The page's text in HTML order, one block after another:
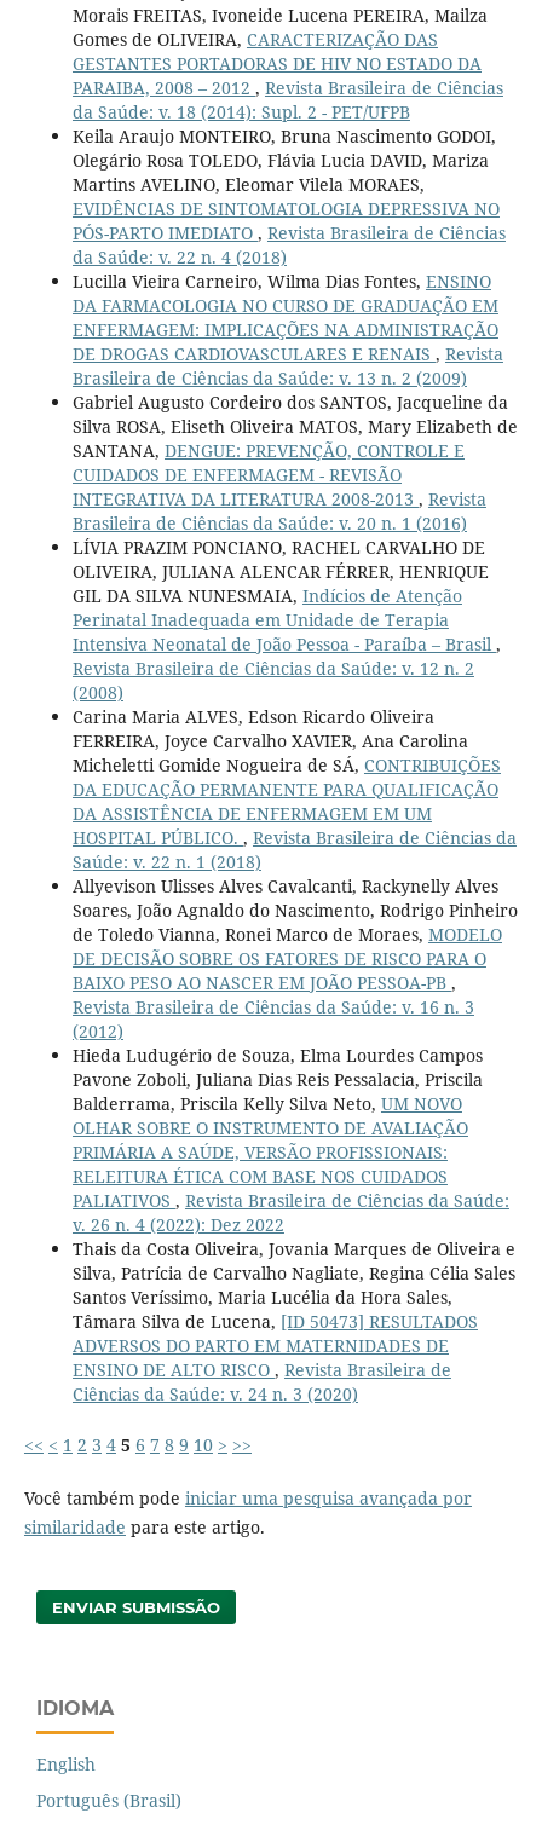
Morais FREITAS, Ivoneide Lucena PEREIRA, Mailza
Gomes de OLIVEIRA, CARACTERIZAÇÃO DAS
GESTANTES PORTADORAS DE HIV NO ESTADO DA
PARAIBA, 2008 – 2012 , Revista Brasileira de Ciências
da Saúde: v. 18 (2014): Supl. 2 - PET/UFPB
Keila Araujo MONTEIRO, Bruna Nascimento GODOI,
Olegário Rosa TOLEDO, Flávia Lucia DAVID, Mariza
Martins AVELINO, Eleomar Vilela MORAES,
EVIDÊNCIAS DE SINTOMATOLOGIA DEPRESSIVA NO
PÓS-PARTO IMEDIATO , Revista Brasileira de Ciências
da Saúde: v. 22 n. 4 (2018)
Lucilla Vieira Carneiro, Wilma Dias Fontes, ENSINO
DA FARMACOLOGIA NO CURSO DE GRADUAÇÃO EM
ENFERMAGEM: IMPLICAÇÕES NA ADMINISTRAÇÃO
DE DROGAS CARDIOVASCULARES E RENAIS , Revista
Brasileira de Ciências da Saúde: v. 13 n. 2 (2009)
Gabriel Augusto Cordeiro dos SANTOS, Jacqueline da
Silva ROSA, Eliseth Oliveira MATOS, Mary Elizabeth de
SANTANA, DENGUE: PREVENÇÃO, CONTROLE E
CUIDADOS DE ENFERMAGEM - REVISÃO
INTEGRATIVA DA LITERATURA 2008-2013 , Revista
Brasileira de Ciências da Saúde: v. 20 n. 1 (2016)
LÍVIA PRAZIM PONCIANO, RACHEL CARVALHO DE
OLIVEIRA, JULIANA ALENCAR FÉRRER, HENRIQUE
GIL DA SILVA NUNESMAIA, Indícios de Atenção
Perinatal Inadequada em Unidade de Terapia
Intensiva Neonatal de João Pessoa - Paraíba – Brasil ,
Revista Brasileira de Ciências da Saúde: v. 12 n. 2
(2008)
Carina Maria ALVES, Edson Ricardo Oliveira
FERREIRA, Joyce Carvalho XAVIER, Ana Carolina
Micheletti Gomide Nogueira de SÁ, CONTRIBUIÇÕES
DA EDUCAÇÃO PERMANENTE PARA QUALIFICAÇÃO
DA ASSISTÊNCIA DE ENFERMAGEM EM UM
HOSPITAL PÚBLICO. , Revista Brasileira de Ciências da
Saúde: v. 22 n. 1 (2018)
Allyevison Ulisses Alves Cavalcanti, Rackynelly Alves
Soares, João Agnaldo do Nascimento, Rodrigo Pinheiro
de Toledo Vianna, Ronei Marco de Moraes, MODELO
DE DECISÃO SOBRE OS FATORES DE RISCO PARA O
BAIXO PESO AO NASCER EM JOÃO PESSOA-PB ,
Revista Brasileira de Ciências da Saúde: v. 16 n. 3
(2012)
Hieda Ludugério de Souza, Elma Lourdes Campos
Pavone Zoboli, Juliana Dias Reis Pessalacia, Priscila
Balderrama, Priscila Kelly Silva Neto, UM NOVO
OLHAR SOBRE O INSTRUMENTO DE AVALIAÇÃO
PRIMÁRIA A SAÚDE, VERSÃO PROFISSIONAIS:
RELEITURA ÉTICA COM BASE NOS CUIDADOS
PALIATIVOS , Revista Brasileira de Ciências da Saúde:
v. 26 n. 4 (2022): Dez 2022
Thais da Costa Oliveira, Jovania Marques de Oliveira e
Silva, Patrícia de Carvalho Nagliate, Regina Célia Sales
Santos Veríssimo, Maria Lucélia da Hora Sales,
Tâmara Silva de Lucena, [ID 50473] RESULTADOS
ADVERSOS DO PARTO EM MATERNIDADES DE
ENSINO DE ALTO RISCO , Revista Brasileira de
Ciências da Saúde: v. 24 n. 3 (2020)
<< < 1 2 3 4 5 6 7 8 9 10 > >>
Você também pode iniciar uma pesquisa avançada por
similaridade para este artigo.
ENVIAR SUBMISSÃO
IDIOMA
English
Português (Brasil)